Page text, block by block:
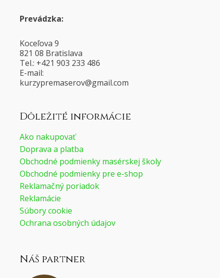
Prevádzka:
Koceľova 9
821 08 Bratislava
Tel.: +421 903 233 486
E-mail:
moc.liamg
@voresamerpyzruk
Dôležité informácie
Ako nakupovať
Doprava a platba
Obchodné podmienky masérskej školy
Obchodné podmienky pre e-shop
Reklamačný poriadok
Reklamácie
Súbory cookie
Ochrana osobných údajov
Náš partner